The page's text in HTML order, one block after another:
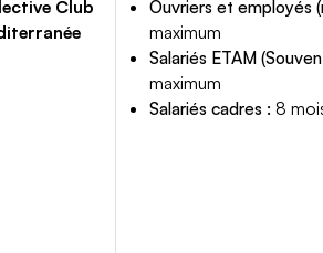
Club
Ouvriers et employés
maximum
Salariés ETAM
maximum
Salariés cadres : 8